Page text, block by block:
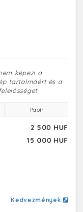
képezi a
tartalmáért és a
Papír
2 500 HUF
15 000 HUF
Kedvezmények